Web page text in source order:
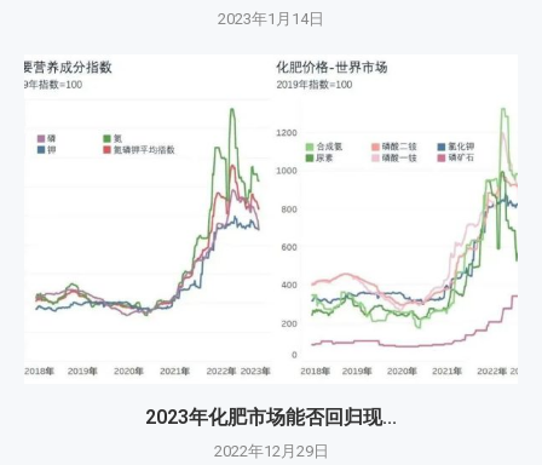
2023年1月14日
2023年化肥市场能否回归现...
2022年12月29日